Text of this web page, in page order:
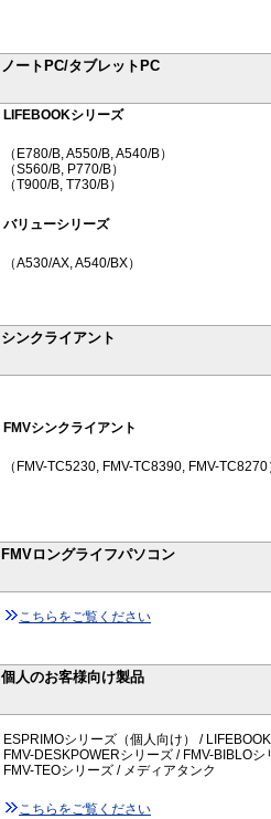
ノートPC/タブレットPC
LIFEBOOKシリーズ
（E780/B, A550/B, A540/B）
（S560/B, P770/B）
（T900/B, T730/B）
バリューシリーズ
（A530/AX, A540/BX）
シンクライアント
FMVシンクライアント
（FMV-TC5230, FMV-TC8390, FMV-TC8270
FMVロングライフパソコン
こちらをご覧ください
個人のお客様向け製品
ESPRIMOシリーズ（個人向け） /
FMV-DESKPOWERシリーズ / FMV-BIBLO
FMV-TEOシリーズ / メディアタンク
こちらをご覧ください